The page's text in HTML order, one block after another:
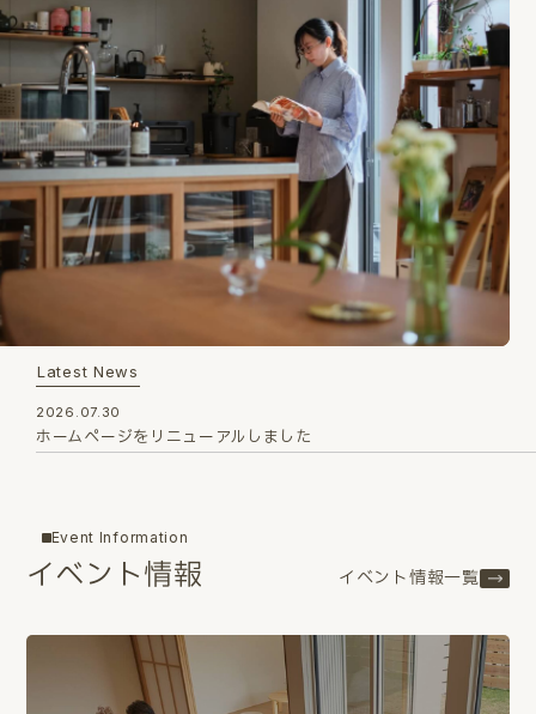
Latest News
2026.07.30
ホームページをリニューアルしました
Event Information
イベント情報 イベント情報一覧